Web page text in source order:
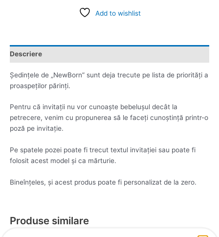
Add to wishlist
Descriere
Ședințele de „NewBorn” sunt deja trecute pe lista de priorități a
proaspeților părinți.
Pentru că invitații nu vor cunoaște bebelușul decât la
petrecere, venim cu propunerea să le faceți cunoștință printr-o
poză pe invitație.
Pe spatele pozei poate fi trecut textul invitației sau poate fi
folosit acest model și ca mărturie.
Bineînțeles, și acest produs poate fi personalizat de la zero.
Produse similare